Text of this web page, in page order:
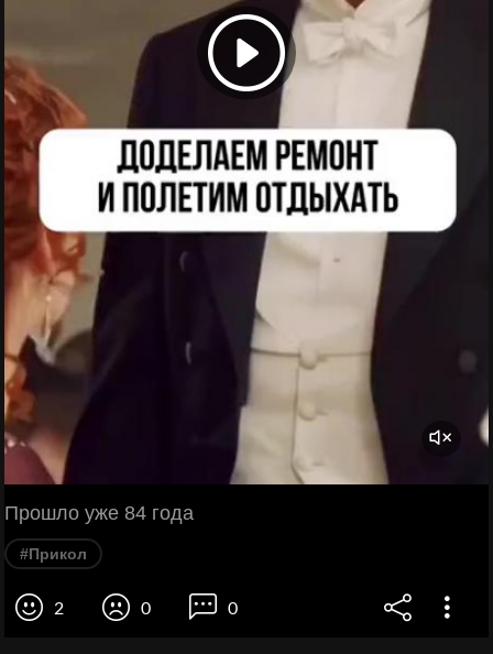
Прошло уже 84 года
#Прикол
2 0 0